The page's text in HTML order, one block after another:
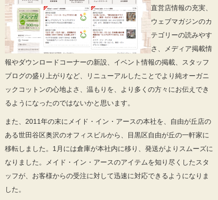
直営店情報の充実、
ウェブマガジンのカ
テゴリーの読みやす
さ、メディア掲載情
報やダウンロードコーナーの新設、イベント情報の掲載、スタッフ
ブログの盛り上がりなど、リニューアルしたことでより純オーガニ
ックコットンの心地よさ、温もりを、より多くの方々にお伝えでき
るようになったのではないかと思います。
また、2011年の末にメイド・イン・アースの本社を、自由が丘店の
ある世田谷区奥沢のオフィスビルから、目黒区自由が丘の一軒家に
移転しました。1月には倉庫が本社内に移り、発送がよりスムーズに
なりました。メイド・イン・アースのアイテムを知り尽くしたスタ
ッフが、お客様からの受注に対して迅速に対応できるようになりま
した。